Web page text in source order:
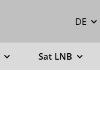
DE
Sat LNB